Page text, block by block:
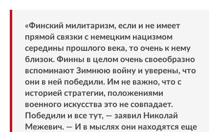
«Финский милитаризм, если и не имеет
прямой связки с немецким нацизмом
середины прошлого века, то очень к нему
близок. Финны в целом очень своеобразно
вспоминают Зимнюю войну и уверены, что
они в ней победили. Им не важно, что с
историей стратегии, положениями
военного искусства это не совпадает.
Победили и все тут, — заявил Николай
Межевич. — И в мыслях они находятся еще